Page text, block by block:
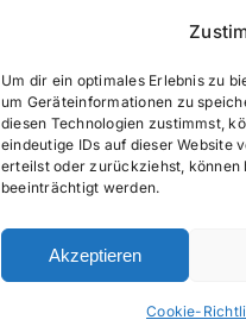
Um dir ein optimales Erlebnis zu
um Geräteinformationen zu
diesen Technologien zustimmst,
eindeutige IDs auf dieser Website
erteilst oder zurückziehst,
beeinträchtigt werden.
Akzeptieren
Cookie-
Wissenschaft